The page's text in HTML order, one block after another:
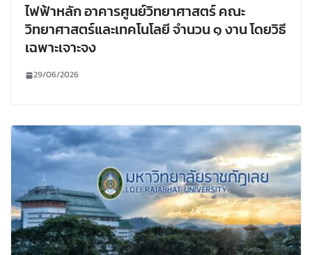
ไฟฟ้าหลัก อาคารศูนย์วิทยาศาสตร์ คณะ
วิทยาศาสตร์และเทคโนโลยี จำนวน ๑ งาน โดยวิธี
เฉพาะเจาะจง
29/06/2026